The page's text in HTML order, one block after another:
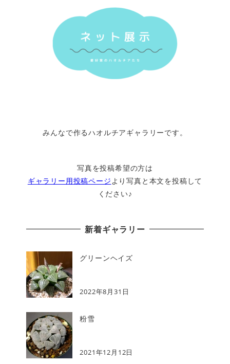
みんなで作るハオルチアギャラリーです。
写真を投稿希望の方は
ギャラリー用投稿ページ より写真と本文を投稿して
ください♪
新着ギャラリー
グリーンヘイズ
2022年8月31日
粉雪
2021年12月12日